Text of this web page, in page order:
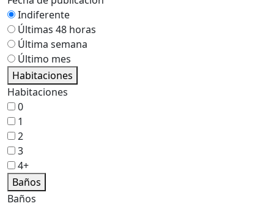
Indiferente
Últimas 48 horas
Última semana
Último mes
Habitaciones
Habitaciones
0
1
2
3
4+
Baños
Baños